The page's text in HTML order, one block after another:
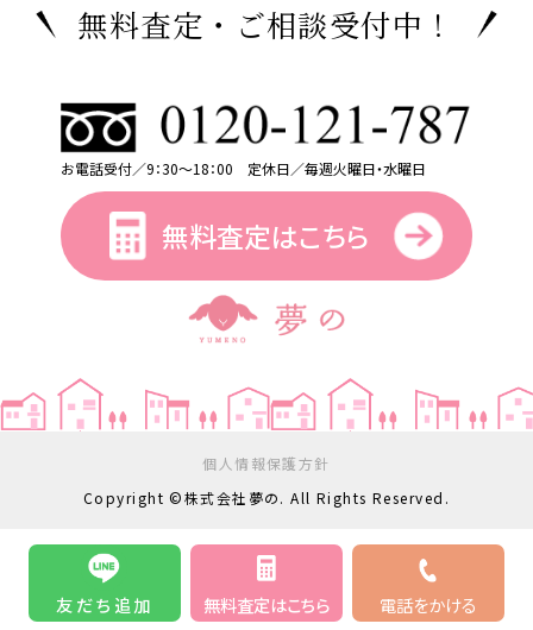
無料査定・ご相談受付中！
お電話受付／9：30～18：00 定休日／毎週火曜日・水曜日
無料査定はこちら
個人情報保護方針
Copyright ©株式会社夢の. All Rights Reserved.
友だち追加 無料査定はこちら 電話をかける